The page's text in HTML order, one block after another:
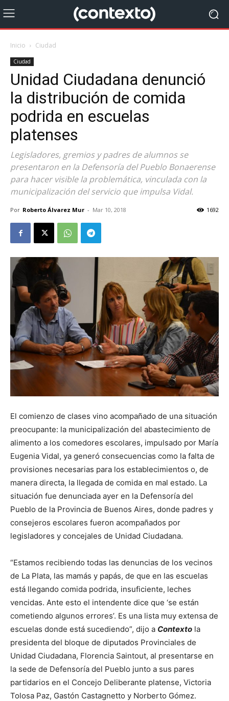
Inicio Ciudad
Ciudad
Unidad Ciudadana denunció
la distribución de comida
podrida en escuelas
platenses
Legisladores, gremios y padres de alumnos se
presentaron en la Defensoría del Pueblo Bonaerense
para hacer visible la problemática, vinculada con la
municipalización del servicio que impulsa Vidal.
Por Roberto Álvarez Mur - Mar 10, 2018 1692
El comienzo de clases vino acompañado de una situación
preocupante: la municipalización del abastecimiento de
alimento a los comedores escolares, impulsado por María
Eugenia Vidal, ya generó consecuencias como la falta de
provisiones necesarias para los establecimientos o, de
manera directa, la llegada de comida en mal estado. La
situación fue denunciada ayer en la Defensoría del
Pueblo de la Provincia de Buenos Aires, donde padres y
consejeros escolares fueron acompañados por
legisladores y concejales de Unidad Ciudadana.
“Estamos recibiendo todas las denuncias de los vecinos
de La Plata, las mamás y papás, de que en las escuelas
está llegando comida podrida, insuficiente, leches
vencidas. Ante esto el intendente dice que ‘se están
cometiendo algunos errores’. Es una lista muy extensa de
escuelas donde está sucediendo”, dijo a Contexto la
presidenta del bloque de diputados Provinciales de
Unidad Ciudadana, Florencia Saintout, al presentarse en
la sede de Defensoría del Pueblo junto a sus pares
partidarios en el Concejo Deliberante platense, Victoria
Tolosa Paz, Gastón Castagnetto y Norberto Gómez.